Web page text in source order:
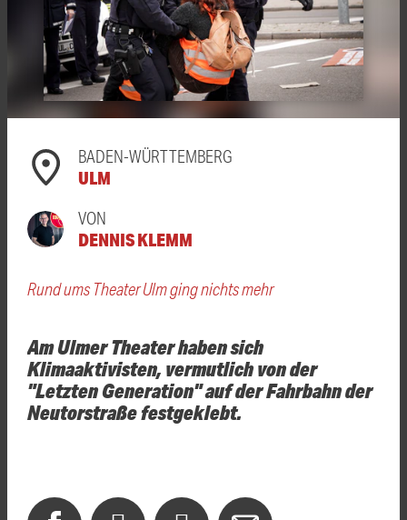
BADEN-WÜRTTEMBERG
ULM
VON
DENNIS KLEMM
Rund ums Theater Ulm ging nichts mehr
Am Ulmer Theater haben sich
Klimaaktivisten, vermutlich von der
"Letzten Generation" auf der Fahrbahn der
Neutorstraße festgeklebt.